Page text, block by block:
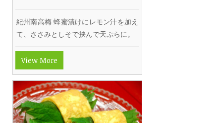
紀州南高梅 蜂蜜漬けにレモン汁を加え
て、ささみとしそで挟んで天ぷらに。
View More